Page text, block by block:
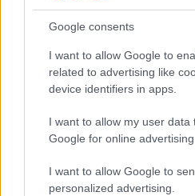
Google consents
I want to allow Google to
related to advertising like
device identifiers in apps.
I want to allow my user data
Google for online
I want to allow Google to
personalized advertising.
Φυτικές ίνες και οι μορφές